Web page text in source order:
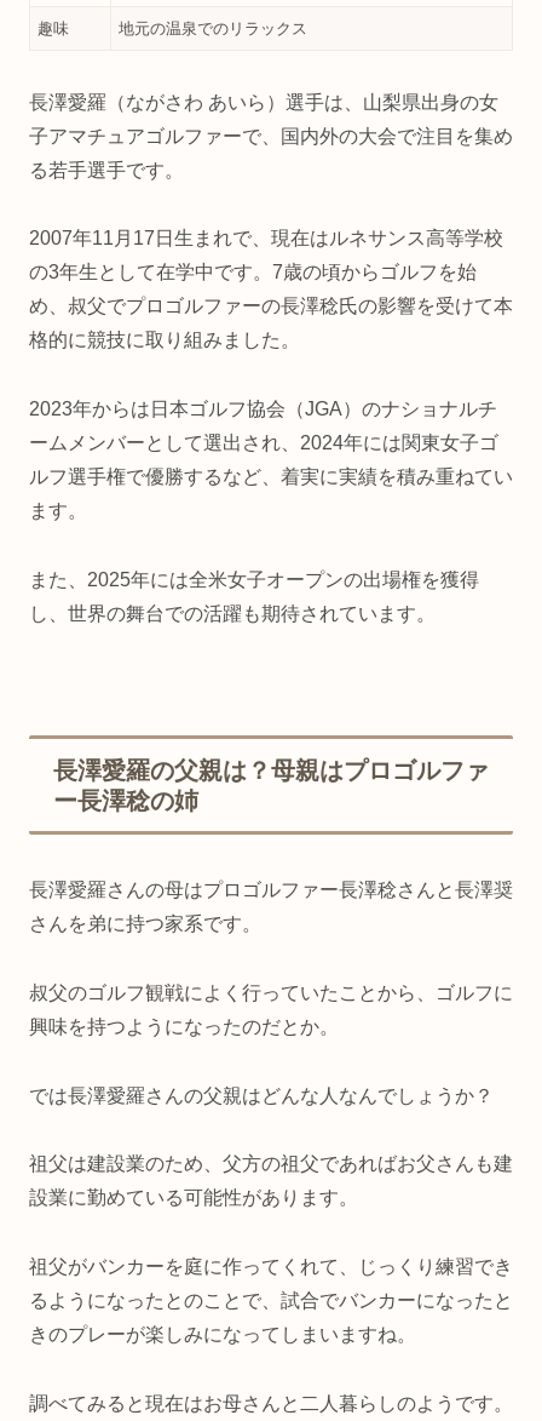
趣味 地元の温泉でのリラックス
長澤愛羅（ながさわ あいら） 選手は、 山梨県出身の女
子アマチュアゴルファーで、 国内外の大会で注目 を集め
る若手選手です。
2007年11 月 17 日 生まれで、 現在はルネサンス高等学校
の3年生として在学中です。 7歳の頃から ゴルフ を始
め、 叔父でプロ ゴルファーの長澤稔氏の影響を受けて本
格的に競技に取り組み ま した。
2023年からは 日本ゴルフ協会（JGA） のナショナルチ
ーム メンバーとして選出 さ れ、 2024年には関東女子ゴ
ルフ選手権で優勝するなど、 着実に実績を積み重ねてい
ます。
また、 2025年には全米女子オープンの出場権を獲得
し、 世界の舞台での活躍 も期待さ れてい ます。
長澤愛羅の父親は？母親はプロゴルファ
ー長澤稔の姉
長澤愛羅さんの母はプロゴルファー長澤稔さんと長澤奨
さんを弟に持つ家系です。
叔父のゴルフ観戦によく行っていたことから、ゴルフに
興味を持つようになったのだとか。
では長澤愛羅さんの父親はどんな人なんでしょうか？
祖父は建設業のため、父方の祖父であればお父さんも建
設業に勤めている可能性があります。
祖父がバンカーを庭に作ってくれて、じっくり練習でき
るようになったとのことで、試合でバンカーになったと
きのプレーが楽しみになってしまいますね。
調べてみると現在はお母さんと二人暮らしのようです。